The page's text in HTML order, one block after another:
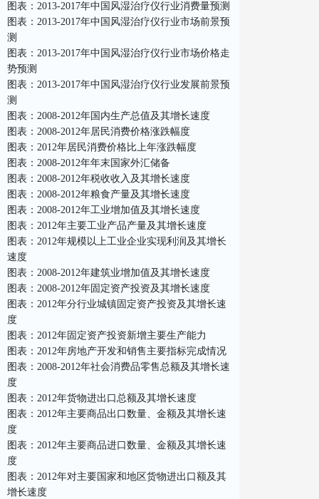
图表：2013-2017年中国风湿治疗仪行业消费量预测
图表：2013-2017年中国风湿治疗仪行业市场前景预
测
图表：2013-2017年中国风湿治疗仪行业市场价格走
势预测
图表：2013-2017年中国风湿治疗仪行业发展前景预
测
图表：2008-2012年国内生产总值及其增长速度
图表：2008-2012年居民消费价格涨跌幅度
图表：2012年居民消费价格比上年涨跌幅度
图表：2008-2012年年末国家外汇储备
图表：2008-2012年税收收入及其增长速度
图表：2008-2012年粮食产量及其增长速度
图表：2008-2012年工业增加值及其增长速度
图表：2012年主要工业产品产量及其增长速度
图表：2012年规模以上工业企业实现利润及其增长
速度
图表：2008-2012年建筑业增加值及其增长速度
图表：2008-2012年固定资产投资及其增长速度
图表：2012年分行业城镇固定资产投资及其增长速
度
图表：2012年固定资产投资新增主要生产能力
图表：2012年房地产开发和销售主要指标完成情况
图表：2008-2012年社会消费品零售总额及其增长速
度
图表：2012年货物进出口总额及其增长速度
图表：2012年主要商品出口数量、金额及其增长速
度
图表：2012年主要商品进口数量、金额及其增长速
度
图表：2012年对主要国家和地区货物进出口额及其
增长速度